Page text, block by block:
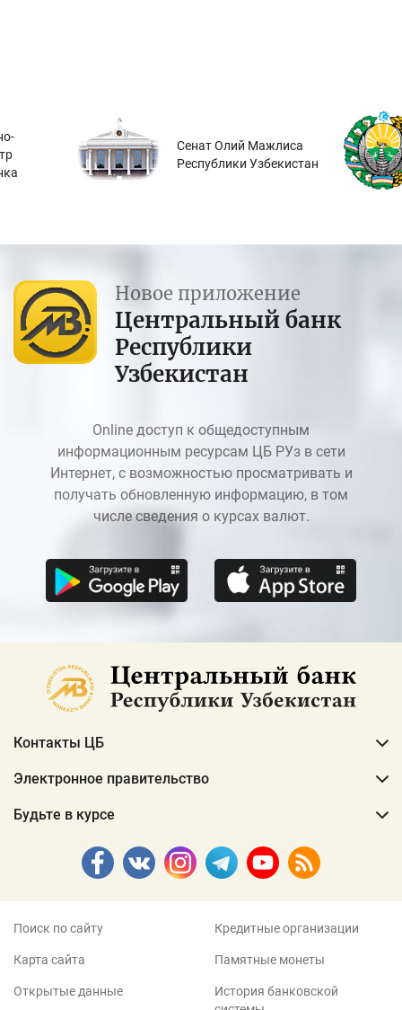
Сенат Олий Мажлиса
Республики Узбекистан
Новое приложение
Центральный банк
Республики
Узбекистан
Online доступ к общедоступным
информационным ресурсам ЦБ РУз в сети
Интернет, с возможностью просматривать и
получать обновленную информацию, в том
числе сведения о курсах валют.
Контакты ЦБ
Электронное правительство
Будьте в курсе
Поиск по сайту
Карта сайта
Открытые данные
Кредитные организации
Памятные монеты
История банковской